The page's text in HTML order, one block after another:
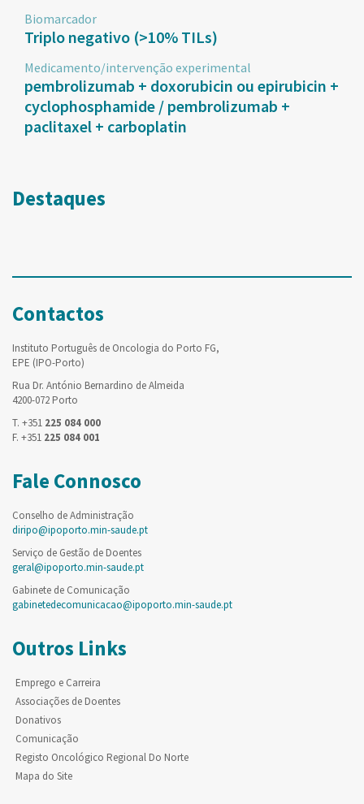
Biomarcador
Triplo negativo (>10% TILs)
Medicamento/intervenção experimental
pembrolizumab + doxorubicin ou epirubicin +
cyclophosphamide / pembrolizumab +
paclitaxel + carboplatin
Destaques
Contactos
Instituto Português de Oncologia do Porto FG,
EPE (IPO-Porto)
Rua Dr. António Bernardino de Almeida
4200-072 Porto
T. +351 225 084 000
F. +351 225 084 001
Fale Connosco
Conselho de Administração
diripo@ipoporto.min-saude.pt
Serviço de Gestão de Doentes
geral@ipoporto.min-saude.pt
Gabinete de Comunicação
gabinetedecomunicacao@ipoporto.min-saude.pt
Outros Links
Emprego e Carreira
Associações de Doentes
Donativos
Comunicação
Registo Oncológico Regional Do Norte
Mapa do Site